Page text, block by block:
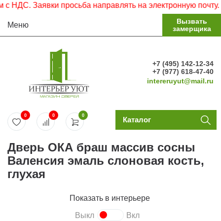
Заявки просьба направлять на электронную почту.
Меню
Вызвать
замерщика
+7 (495) 142-12-34
+7 (977) 618-47-40
intereruyut@mail.ru
0
0 0 Каталог
Дверь ОКА браш массив сосны
Валенсия эмаль слоновая кость,
глухая
Показать в интерьере
Выкл Вкл